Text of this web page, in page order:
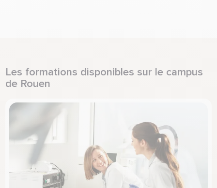
Les formations disponibles sur le campus
de Rouen